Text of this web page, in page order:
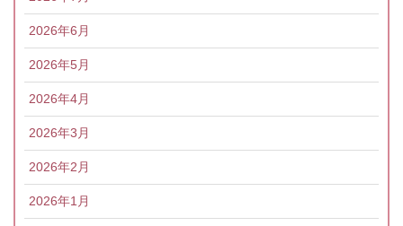
2026年6月
2026年5月
2026年4月
2026年3月
2026年2月
2026年1月